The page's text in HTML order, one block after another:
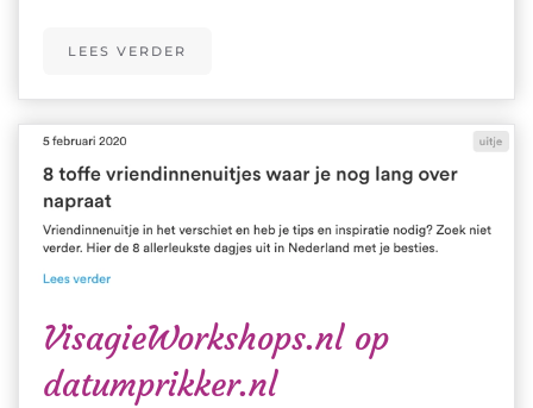
LEES VERDER
VisagieWorkshops.nl op
datumprikker.nl